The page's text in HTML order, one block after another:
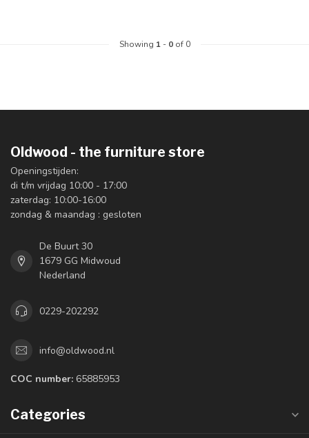
Showing 1- 0of 0
Oldwood - the furniture store
Openingstijden:
di t/m vrijdag 10:00 - 17:00
zaterdag: 10:00-16:00
zondag & maandag : gesloten
De Buurt 30
1679 GG Midwoud
Nederland
0229-202292
info@oldwood.nl
COC number: 65885953
Categories